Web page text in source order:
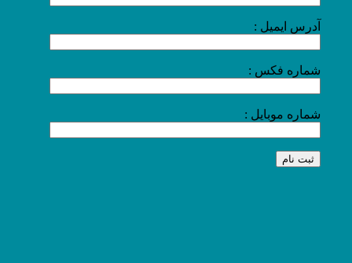
آدرس ایمیل :
شماره فکس :
شماره موبایل :